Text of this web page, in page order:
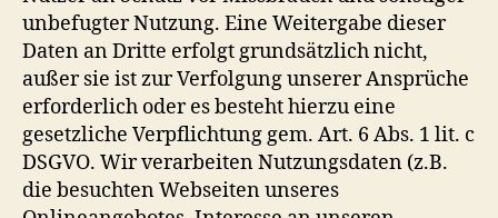
unbefugter Nutzung. Eine Weitergabe dieser
Daten an Dritte erfolgt grundsätzlich nicht,
außer sie ist zur Verfolgung unserer Ansprüche
erforderlich oder es besteht hierzu eine
gesetzliche Verpflichtung gem. Art. 6 Abs. 1 lit. c
DSGVO. Wir verarbeiten Nutzungsdaten (z.B.
die besuchten Webseiten unseres